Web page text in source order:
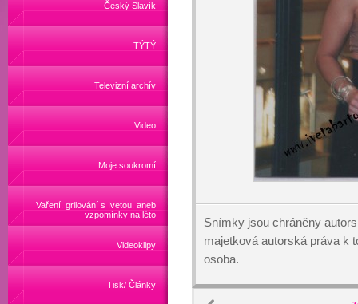
Český Slavík
TÝTÝ
Televizní archív
Video
Moje soukromí
Vaření, grilování s Ivetou, aneb
vzpomínky na léto
Videoklipy
Tisk/ Články
Snímky jsou chráněny
majetková autorská práva k
osoba.